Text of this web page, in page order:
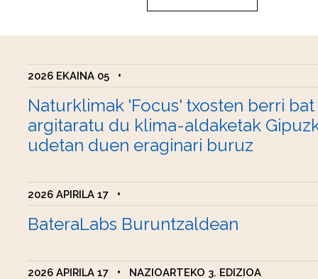
2026 EKAINA 05 •
Naturklimak 'Focus' txosten berri bat
argitaratu du klima-aldaketak
udetan duen eraginari buruz
2026 APIRILA 17 •
BateraLabs Buruntzaldean
2026 APIRILA 17 • NAZIOARTEKO 3. EDIZIOA